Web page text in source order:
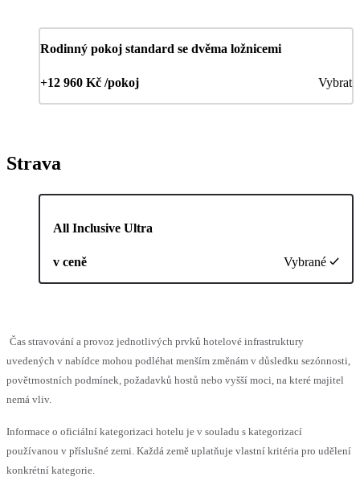
Rodinný pokoj standard se dvěma ložnicemi
+12 960 Kč /pokoj Vybrat
Strava
All Inclusive Ultra
v ceně Vybrané
Čas stravování a provoz jednotlivých prvků hotelové infrastruktury
uvedených v nabídce mohou podléhat menším změnám v důsledku sezónnosti,
povětrnostních podmínek, požadavků hostů nebo vyšší moci, na které majitel
nemá vliv.
Informace o oficiální kategorizaci hotelu je v souladu s kategorizací
používanou v příslušné zemi. Každá země uplatňuje vlastní kritéria pro udělení
konkrétní kategorie.